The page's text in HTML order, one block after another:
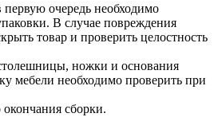
очередь необходимо
В случае повреждения
товар и проверить целостность
ножки и основания
мебели необходимо проверить при
сборки.